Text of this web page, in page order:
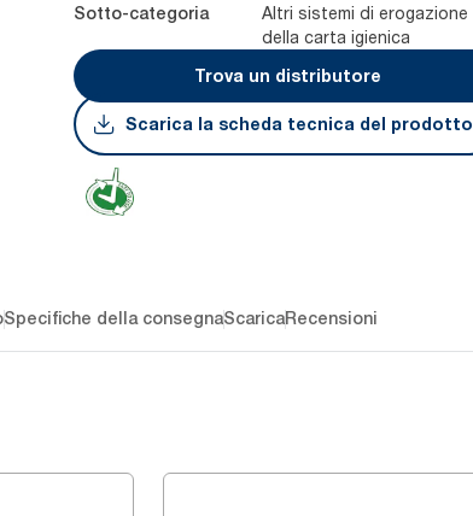
Sotto-categoria
Altri sistemi di erogazione
della carta igienica
Trova un distributore
Scarica la scheda tecnica del prodotto
Specifiche della consegnaScaricaRecensioni